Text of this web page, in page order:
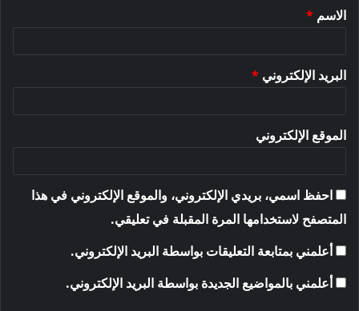
*
الاسم *
البريد الإلكتروني *
الموقع الإلكتروني
احفظ اسمي، بريدي الإلكتروني، والموقع الإلكتروني في هذا
المتصفح لاستخدامها المرة المقبلة في تعليقي.
أعلمني بمتابعة التعليقات بواسطة البريد الإلكتروني.
أعلمني بالمواضيع الجديدة بواسطة البريد الإلكتروني.